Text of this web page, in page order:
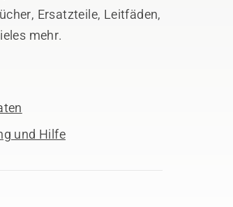
Ersatzteile, Leitfäden,
mehr.
und Hilfe